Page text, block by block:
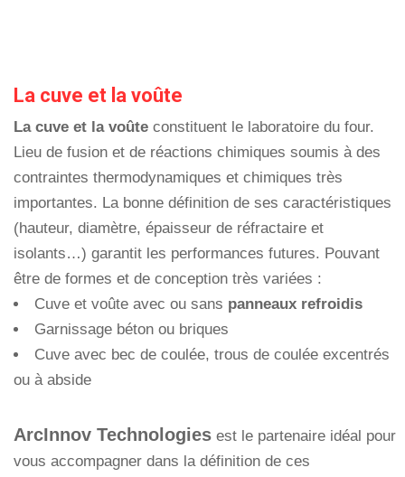
La cuve et la voûte
La cuve et la voûte constituent le laboratoire du four.
Lieu de fusion et de réactions chimiques soumis à des
contraintes thermodynamiques et chimiques très
importantes. La bonne définition de ses caractéristiques
(hauteur, diamètre, épaisseur de réfractaire et
isolants…) garantit les performances futures. Pouvant
être de formes et de conception très variées :
Cuve et voûte avec ou sans panneaux refroidis
Garnissage béton ou briques
Cuve avec bec de coulée, trous de coulée excentrés
ou à abside
ArcInnov Technologies est le partenaire idéal pour
vous accompagner dans la définition de ces